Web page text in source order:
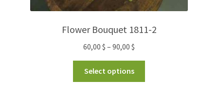
Flower Bouquet 1811-2
60,00 $ – 90,00 $
Select options